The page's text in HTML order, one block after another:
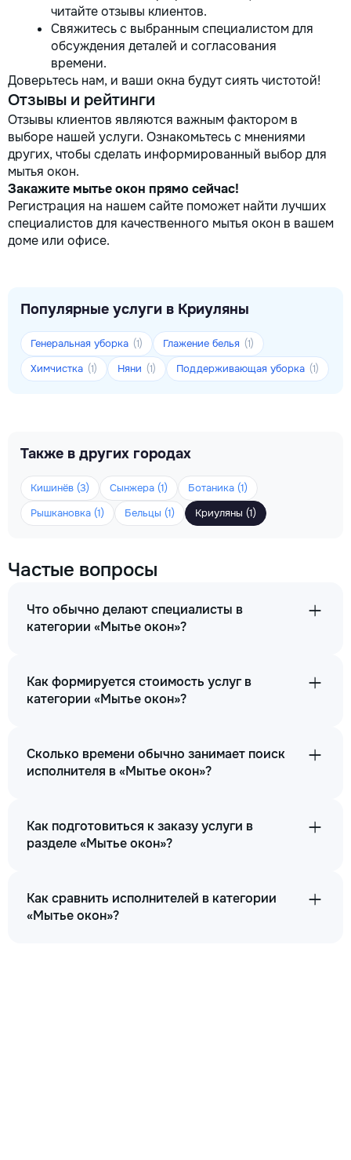
читайте отзывы клиентов.
Свяжитесь с выбранным специалистом для
обсуждения деталей и согласования
времени.
Доверьтесь нам, и ваши окна будут сиять чистотой!
Отзывы и рейтинги
Отзывы клиентов являются важным фактором в
выборе нашей услуги. Ознакомьтесь с мнениями
других, чтобы сделать информированный выбор для
мытья окон.
Закажите мытье окон прямо сейчас!
Регистрация на нашем сайте поможет найти лучших
специалистов для качественного мытья окон в вашем
доме или офисе.
Популярные услуги в Криуляны
Генеральная уборка (1) Глажение белья (1)
Химчистка (1) Няни (1) Поддерживающая уборка (1)
Также в других городах
Кишинёв (3) Сынжера (1)
Ботаника (1)
Рышкановка (1)
Бельцы (1) Криуляны (1)
Частые вопросы
Что обычно делают специалисты в
категории «Мытье окон»?
Как формируется стоимость услуг в
категории «Мытье окон»?
Сколько времени обычно занимает поиск
исполнителя в «Мытье окон»?
Как подготовиться к заказу услуги в
разделе «Мытье окон»?
Как сравнить исполнителей в категории
«Мытье окон»?